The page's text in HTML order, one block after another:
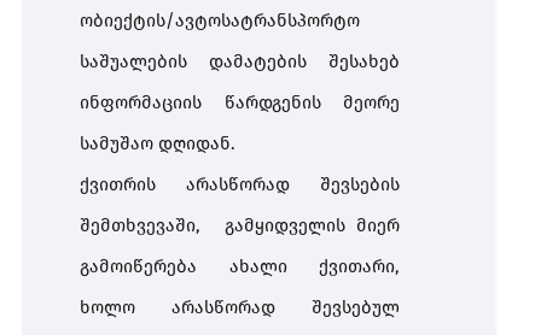
ობიექტის/ავტოსატრანსპორტო
საშუალების
დამატების
შესახებ
ინფორმაციის
წარდგენის
მეორე
სამუშაო დღიდან.
ქვითრის არასწორად შევსების
შემთხვევაში, გამყიდველის მიერ
გამოიწერება ახალი ქვითარი,
ხოლო არასწორად შევსებულ